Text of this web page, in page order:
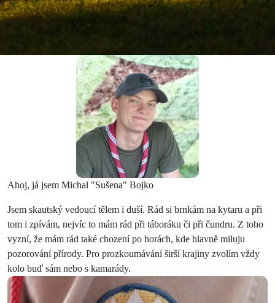
Ahoj, já jsem Michal "Sušena" Bojko
Jsem skautský vedoucí tělem i duší. Rád si brnkám na kytaru a při
tom i zpívám, nejvíc to mám rád při táboráku či při čundru. Z toho
vyzní, že mám rád také chození po horách, kde hlavně miluju
pozorování přírody. Pro prozkoumávání širší krajiny zvolím vždy
kolo buď sám nebo s kamarády.